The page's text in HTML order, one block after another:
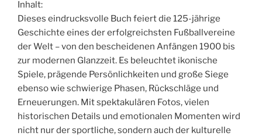
Inhalt:
Dieses eindrucksvolle Buch feiert die 125-jährige
Geschichte eines der erfolgreichsten Fußballvereine
der Welt – von den bescheidenen Anfängen 1900 bis
zur modernen Glanzzeit. Es beleuchtet ikonische
Spiele, prägende Persönlichkeiten und große Siege
ebenso wie schwierige Phasen, Rückschläge und
Erneuerungen. Mit spektakulären Fotos, vielen
historischen Details und emotionalen Momenten wird
nicht nur der sportliche, sondern auch der kulturelle